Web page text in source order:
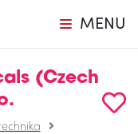
MENU
(Czech